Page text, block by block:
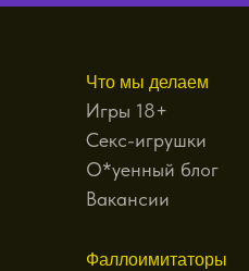
Фаллоимитаторы
Что мы делаем
Игры 18+
Секс-игрушки
О*уенный блог
Вакансии